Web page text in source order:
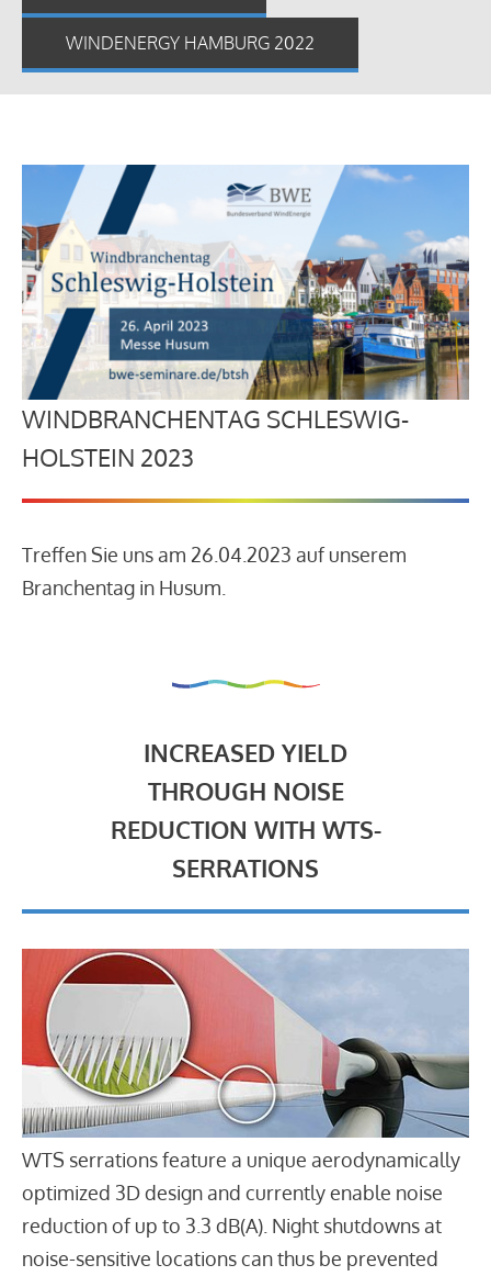
WINDENERGY HAMBURG 2022
WINDBRANCHENTAG SCHLESWIG-
HOLSTEIN 2023
Treffen Sie uns am 26.04.2023 auf unserem
Branchentag in Husum.
INCREASED YIELD
THROUGH NOISE
REDUCTION WITH WTS-
SERRATIONS
WTS serrations feature a unique aerodynamically
optimized 3D design and currently enable noise
reduction of up to 3.3 dB(A). Night shutdowns at
noise-sensitive locations can thus be prevented